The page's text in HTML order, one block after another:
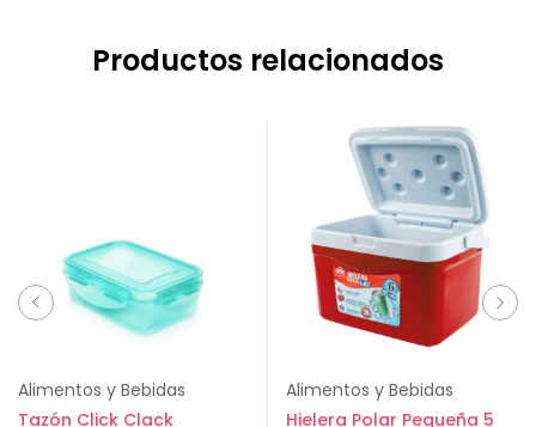
Productos relacionados
Alimentos y Bebidas
Tazón Click Clack
Alimentos y Bebidas
Hielera Polar Pequeña 5